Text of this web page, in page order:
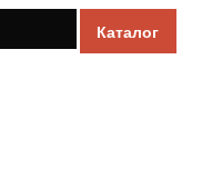
Каталог